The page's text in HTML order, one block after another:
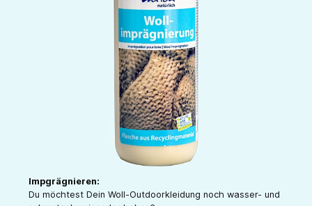
Impgrägnieren:
Du möchtest Dein Woll-Outdoorkleidung noch wasser- und